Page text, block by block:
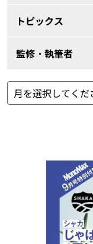
トピックス
監修・執筆者